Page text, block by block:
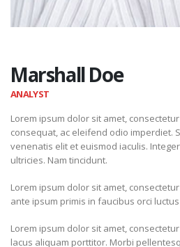
Marshall Doe
ANALYST
Lorem ipsum dolor sit amet,
consequat, ac eleifend odio imperdiet.
venenatis elit et euismod iaculis.
ultricies. Nam tincidunt.
Lorem ipsum dolor sit amet,
ante ipsum primis in faucibus orci
Lorem ipsum dolor sit amet,
lacus aliquam porttitor. Morbi